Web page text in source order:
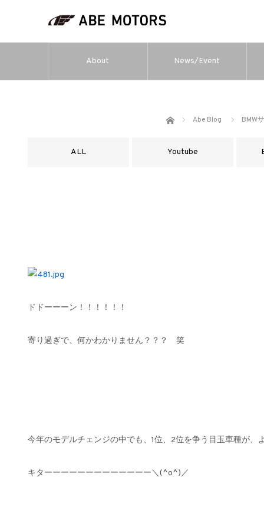
About News/Event
ホーム Abe Blog BMW
ALL Youtube
ドドーーーン！！！！！！
寄り過ぎで、何かわかりません？？？ 笑
今年のモデルチェンジの中でも、1位、2位を争う目玉車種が、
キターーーーーーーーーーーーー＼(^o^)／